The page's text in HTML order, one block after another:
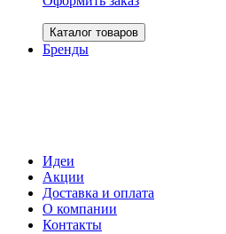
Каталог товаров
Бренды
Идеи
Акции
Доставка и оплата
О компании
Контакты